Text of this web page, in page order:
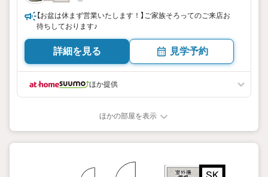
【お盆は休まず営業いたします！】ご家族そろってのご来店お
待ちしております♪
詳細を見る 見学予約
ほか提供
ほかの部屋を表示